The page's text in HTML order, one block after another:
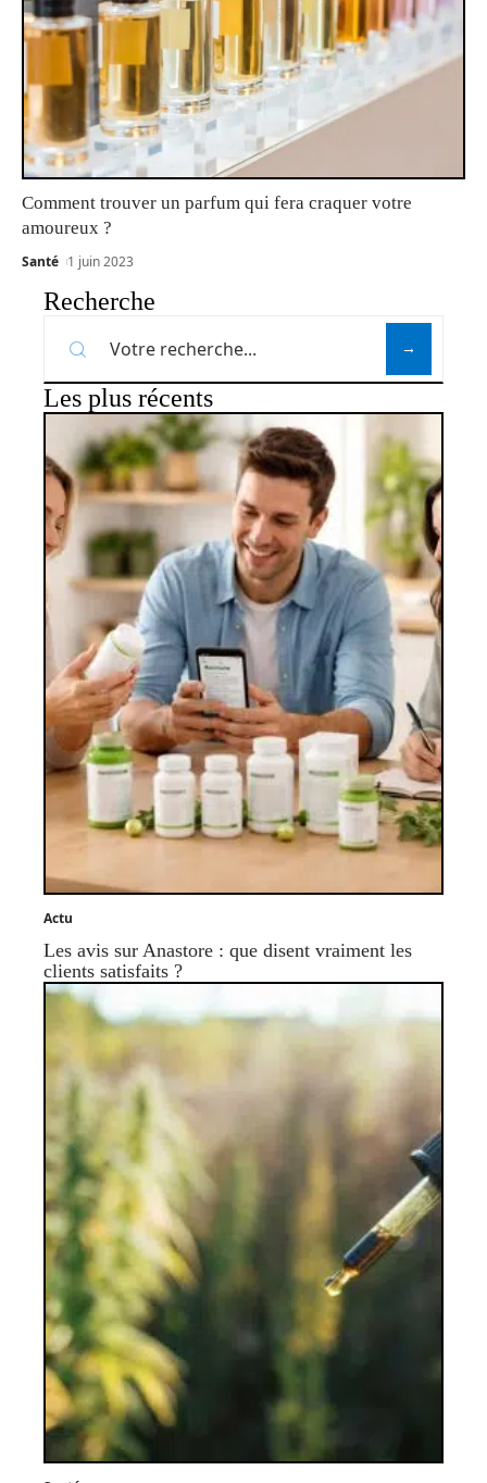
Comment trouver un parfum qui fera craquer votre
amoureux ?
Santé 1 juin 2023
Recherche
Les plus récents
Actu
Les avis sur Anastore : que disent vraiment les
clients satisfaits ?